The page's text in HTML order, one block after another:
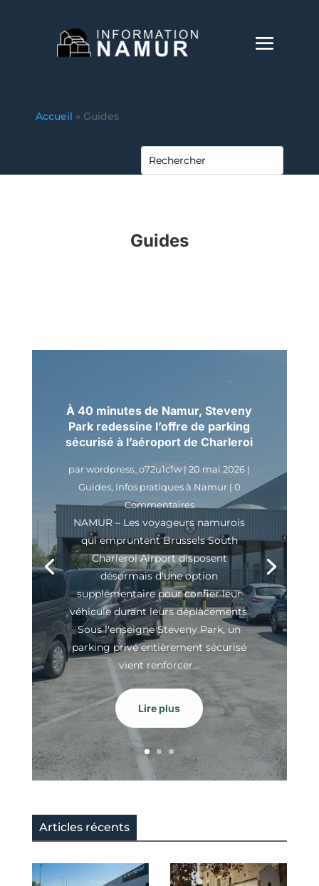
Accueil » Guides
Guides
À 40 minutes de Namur, Steveny
Park redessine l’offre de parking
sécurisé à l’aéroport de Charleroi
parwordpress_o72u1c1w|20 mai 2026 |
Guides, Infos pratiques à Namur| 0
Commentaires
NAMUR – Les voyageurs namurois
qui empruntent Brussels South
Charleroi Airport disposent
désormais d'une option
supplémentaire pour confier leur
véhicule durant leurs déplacements.
Sous l'enseigne Steveny Park, un
parking privé entièrement sécurisé
vient renforcer...
Lire plus
Articles récents